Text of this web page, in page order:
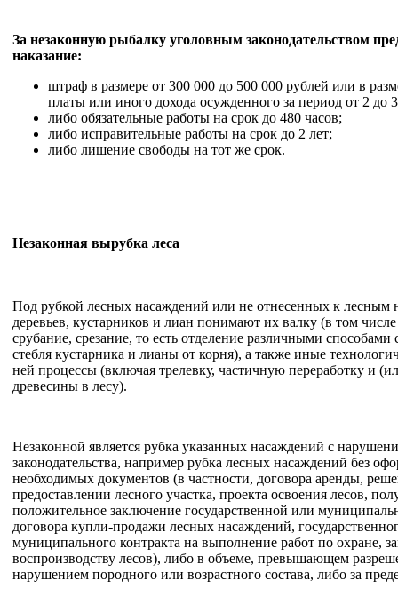
За незаконную рыбалку уголовным законодательством
наказание:
штраф в размере от 300 000 до 500 000 рублей или в
платы или иного дохода осужденного за период от 2 до
либо обязательные работы на срок до 480 часов;
либо исправительные работы на срок до 2 лет;
либо лишение свободы на тот же срок.
Незаконная вырубка леса
Под рубкой лесных насаждений или не отнесенных к лесным
деревьев, кустарников и лиан понимают их валку (в том
срубание, срезание, то есть отделение различными способами
стебля кустарника и лианы от корня), а также иные
ней процессы (включая трелевку, частичную переработку и
древесины в лесу).
Незаконной является рубка указанных насаждений с
законодательства, например рубка лесных насаждений без
необходимых документов (в частности, договора аренды,
предоставлении лесного участка, проекта освоения лесов,
положительное заключение государственной или
договора купли-продажи лесных насаждений,
муниципального контракта на выполнение работ по охране,
воспроизводству лесов), либо в объеме, превышающем
нарушением породного или возрастного состава, либо за